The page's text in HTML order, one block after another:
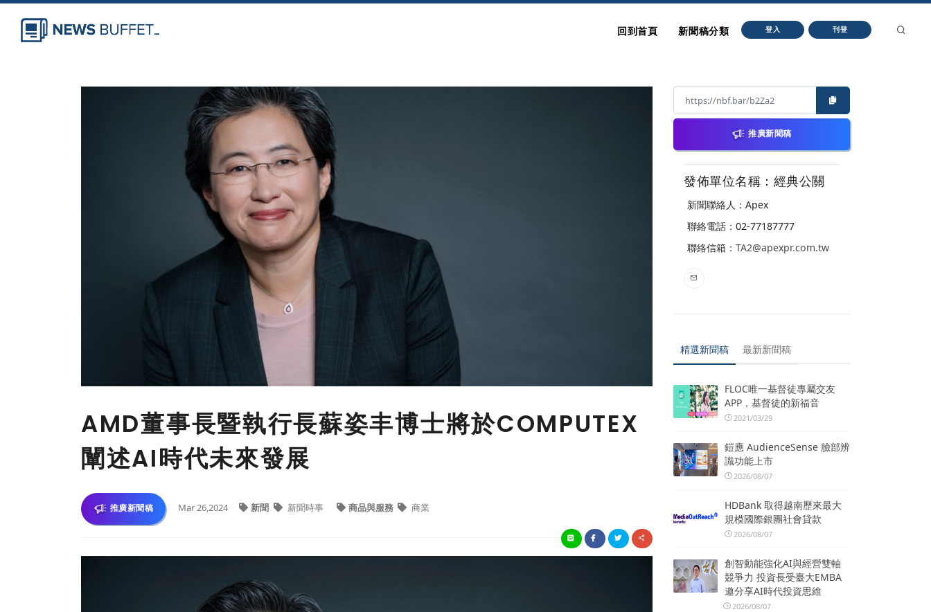
回到首頁 新聞稿分類 登入 刊登
AMD董事長暨執行長蘇姿丰博士將於COMPUTEX
闡述AI時代未來發展
推廣新聞稿 Mar 26,2024 新聞 新聞時事 商品與服務 商業
推廣新聞稿
發佈單位名稱：經典公關
新聞聯絡人：Apex
聯絡電話：02-77187777
聯絡信箱： TA2@apexpr.com.tw
精選新聞稿 最新新聞稿
FLOC唯一基督徒專屬交友
APP，基督徒的新福音
2021/03/29
鎧應 AudienceSense 臉部辨
識功能上市
2026/08/07
HDBank 取得越南歷來最大
規模國際銀團社會貸款
2026/08/07
創智動能強化AI與經營雙軸
競爭力 投資長受臺大EMBA
邀分享AI時代投資思維
2026/08/07